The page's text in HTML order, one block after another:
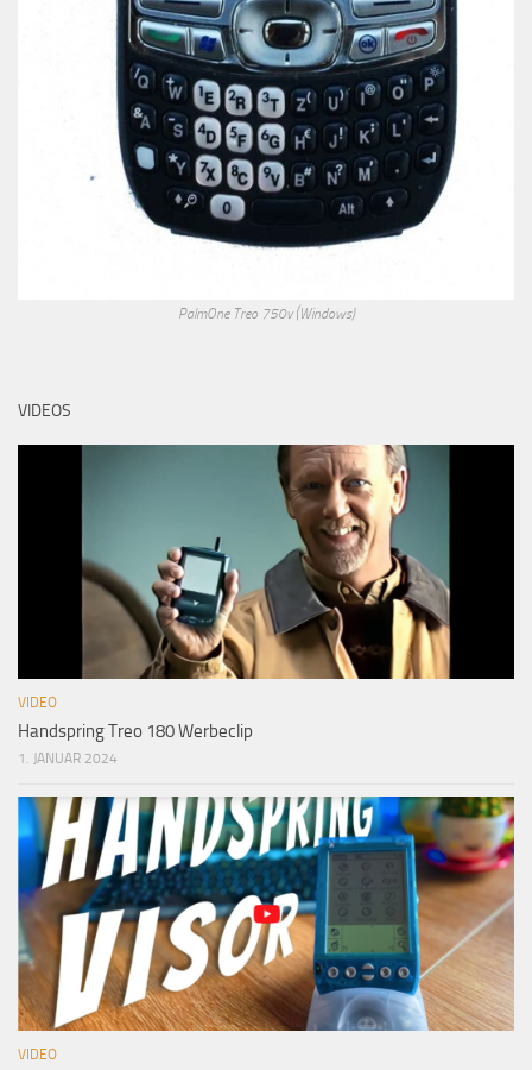
PalmOne Treo 750v (Windows)
VIDEOS
VIDEO
Handspring Treo 180 Werbeclip
1. JANUAR 2024
VIDEO